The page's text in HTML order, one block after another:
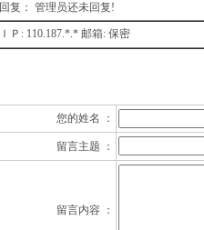
回复： 管理员还未回复!
ＩＰ: 110.187.*.* 邮箱: 保密
您的姓名 ：
留言主题 ：
留言内容 ：